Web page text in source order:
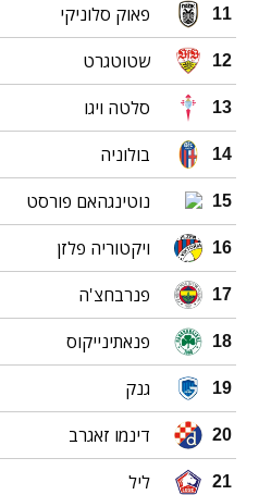
11 פאוק סלוניקי
12 שטוטגרט
13 סלטה ויגו
14 בולוניה
15 נוטינגהאם פורסט
16 ויקטוריה פלזן
17 פנרבחצ'ה
18 פנאתינייקוס
19 גנק
20 דינמו זאגרב
21 ליל